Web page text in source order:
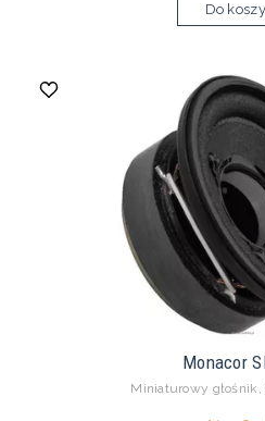
Do
Monacor
Miniaturowy głośnik,